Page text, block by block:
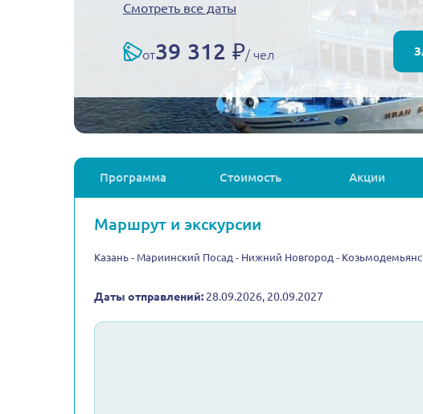
Смотреть все даты
от39 312 ₽/ чел
Программа Стоимость Акции
Маршрут и экскурсии
Казань - Мариинский Посад - Нижний Новгород -
Даты отправлений: 28.09.2026, 20.09.2027